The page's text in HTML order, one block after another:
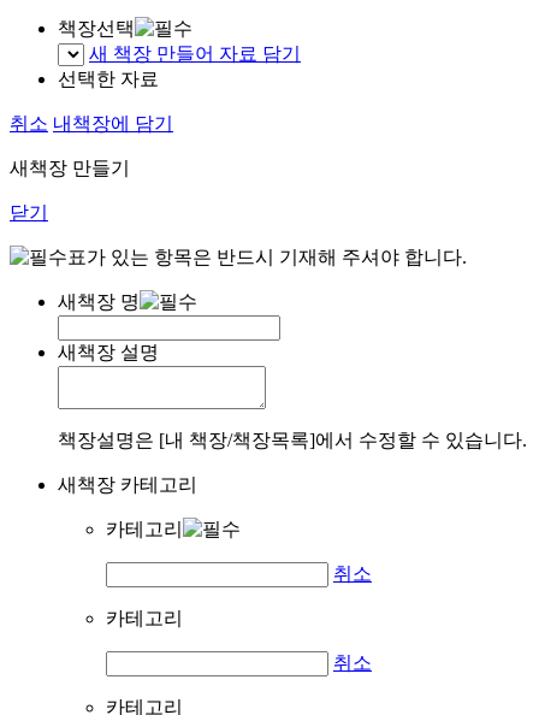
책장선택
새 책장 만들어 자료 담기
선택한 자료
취소 내책장에 담기
새책장 만들기
닫기
표가 있는 항목은 반드시 기재해 주셔야 합니다.
새책장 명
새책장 설명
책장설명은 [내 책장/책장목록]에서 수정할 수 있습니다.
새책장 카테고리
카테고리
취소
카테고리
취소
카테고리